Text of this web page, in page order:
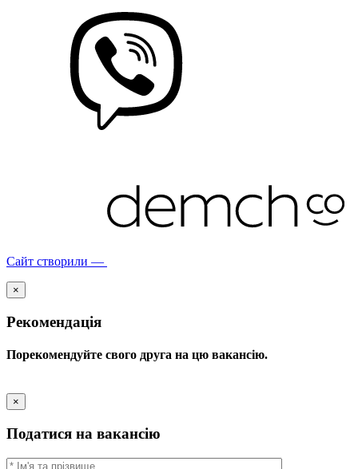
Сайт створили —
×
Рекомендація
Порекомендуйте свого друга на цю вакансію.
×
Податися на вакансію